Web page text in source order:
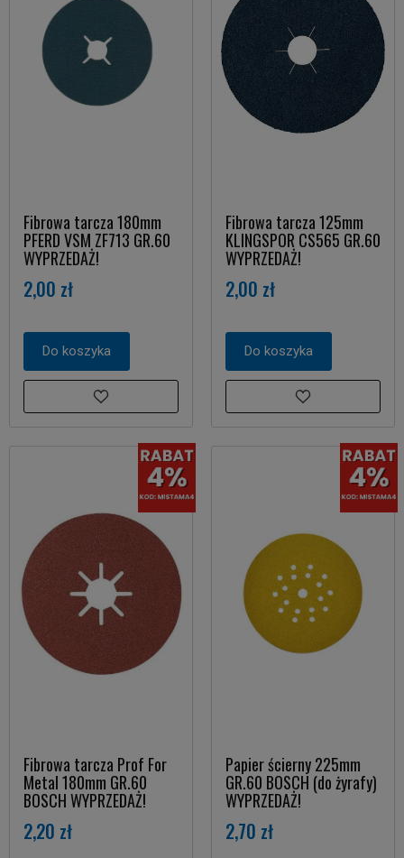
Fibrowa tarcza 180mm
PFERD VSM ZF713 GR.60
WYPRZEDAŻ!
2,00 zł
Do koszyka
Fibrowa tarcza 125mm
KLINGSPOR CS565 GR.60
WYPRZEDAŻ!
2,00 zł
Do koszyka
Fibrowa tarcza Prof For
Metal 180mm GR.60
BOSCH WYPRZEDAŻ!
2,20 zł
Papier ścierny 225mm
GR.60 BOSCH (do żyrafy)
WYPRZEDAŻ!
2,70 zł